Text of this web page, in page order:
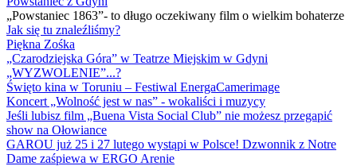
„Powstaniec 1863”- to długo oczekiwany film o wielkim bohaterze
Jak się tu znaleźliśmy?
Piękna Zośka
„Czarodziejska Góra” w Teatrze Miejskim w Gdyni
„WYZWOLENIE”...?
Święto kina w Toruniu – Festiwal EnergaCamerimage
Koncert „Wolność jest w nas” - wokaliści i muzycy
Jeśli lubisz film „Buena Vista Social Club” nie możesz przegapić
show na Ołowiance
GAROU już 25 i 27 lutego wystąpi w Polsce! Dzwonnik z Notre
Dame zaśpiewa w ERGO Arenie